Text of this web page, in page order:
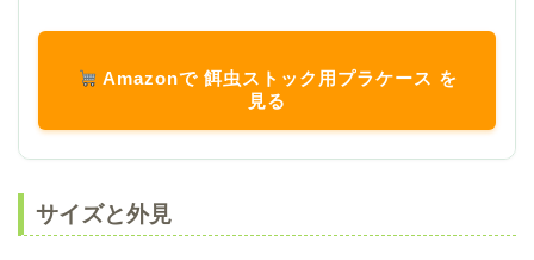
Amazonで 餌虫ストック用プラケース を
見る
サイズと外見